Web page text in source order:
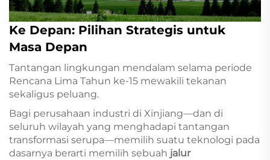
Ke Depan: Pilihan Strategis untuk
Masa Depan
Tantangan lingkungan mendalam selama periode
Rencana Lima Tahun ke-15 mewakili tekanan
sekaligus peluang.
Bagi perusahaan industri di Xinjiang—dan di
seluruh wilayah yang menghadapi tantangan
transformasi serupa—memilih suatu teknologi pada
dasarnya berarti memilih sebuah jalur